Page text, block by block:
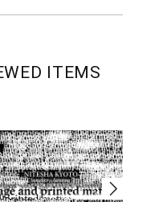
ITEMS